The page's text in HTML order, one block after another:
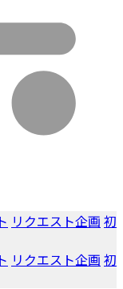
リクエスト企画 初
リクエスト企画 初